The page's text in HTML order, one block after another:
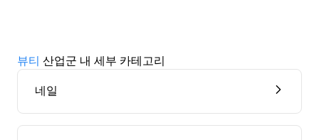
뷰티 산업군 내 세부 카테고리
네일